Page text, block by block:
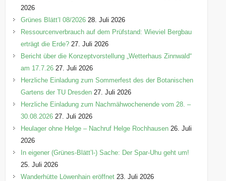
e
n
2026
Grünes Blätt’l 08/2026 28. Juli 2026
Ressourcenverbrauch auf dem Prüfstand: Wieviel Bergbau
erträgt die Erde? 27. Juli 2026
Bericht über die Konzeptvorstellung „Wetterhaus Zinnwald“
am 17.7.26 27. Juli 2026
Herzliche Einladung zum Sommerfest des der Botanischen
Gartens der TU Dresden 27. Juli 2026
Herzliche Einladung zum Nachmähwochenende vom 28. –
30.08.2026 27. Juli 2026
Heulager ohne Helge – Nachruf Helge Rochhausen 26. Juli
2026
In eigener (Grünes-Blätt’l-) Sache: Der Spar-Uhu geht um!
25. Juli 2026
Wanderhütte Löwenhain eröffnet 23. Juli 2026